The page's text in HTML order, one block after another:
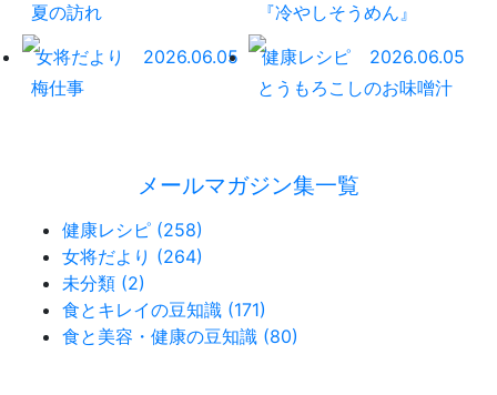
夏の訪れ
『冷やしそうめん』
女将だより
2026.06.05
梅仕事
健康レシピ
2026.06.05
とうもろこしのお味噌汁
メールマガジン集一覧
健康レシピ (258)
女将だより (264)
未分類 (2)
食とキレイの豆知識 (171)
食と美容・健康の豆知識 (80)